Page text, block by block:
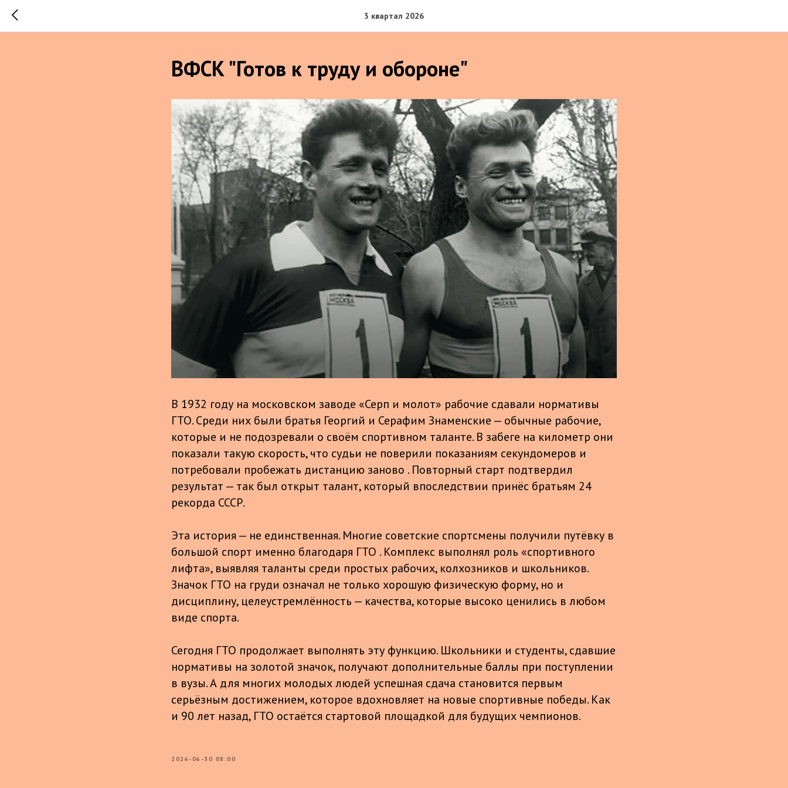
3 квартал 2026
ВФСК "Готов к труду и обороне"
В 1932 году на московском заводе «Серп и молот» рабочие сдавали нормативы
ГТО. Среди них были братья Георгий и Серафим Знаменские — обычные рабочие,
которые и не подозревали о своём спортивном таланте. В забеге на километр они
показали такую скорость, что судьи не поверили показаниям секундомеров и
потребовали пробежать дистанцию заново . Повторный старт подтвердил
результат — так был открыт талант, который впоследствии принёс братьям 24
рекорда СССР.
Эта история — не единственная. Многие советские спортсмены получили путёвку в
большой спорт именно благодаря ГТО . Комплекс выполнял роль «спортивного
лифта», выявляя таланты среди простых рабочих, колхозников и школьников.
Значок ГТО на груди означал не только хорошую физическую форму, но и
дисциплину, целеустремлённость — качества, которые высоко ценились в любом
виде спорта.
Сегодня ГТО продолжает выполнять эту функцию. Школьники и студенты, сдавшие
нормативы на золотой значок, получают дополнительные баллы при поступлении
в вузы. А для многих молодых людей успешная сдача становится первым
серьёзным достижением, которое вдохновляет на новые спортивные победы. Как
и 90 лет назад, ГТО остаётся стартовой площадкой для будущих чемпионов.
2026-06-30 08:00